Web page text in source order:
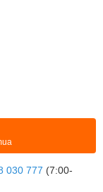
030 777 (7:00-